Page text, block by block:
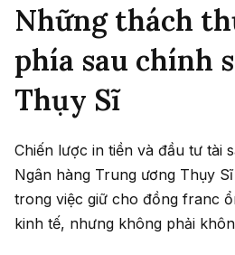
Những thách
phía sau chính
Thụy Sĩ
Chiến lược in tiền và đầu tư tài
Ngân hàng Trung ương Thụy
trong việc giữ cho đồng franc
kinh tế, nhưng không phải